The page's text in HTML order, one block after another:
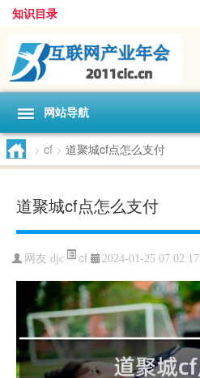
知识目录
网站导航
> cf > 道聚城cf点怎么支付
道聚城cf点怎么支付
网友:djc cf 2024-01-25 07:02:17